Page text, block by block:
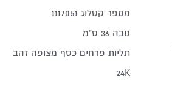
מספר קטלוג 1117051
גובה 36 ס"מ
תליות פרחים כסף מצופה זהב
24K